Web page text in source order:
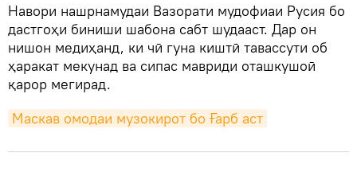
Навори нашрнамудаи Вазорати мудофиаи Русия бо
дастгоҳи биниши шабона сабт шудааст. Дар он
нишон медиҳанд, ки чӣ гуна киштӣ тавассути об
ҳаракат мекунад ва сипас мавриди оташкушоӣ
қарор мегирад.
Маскав омодаи музокирот бо Ғарб аст